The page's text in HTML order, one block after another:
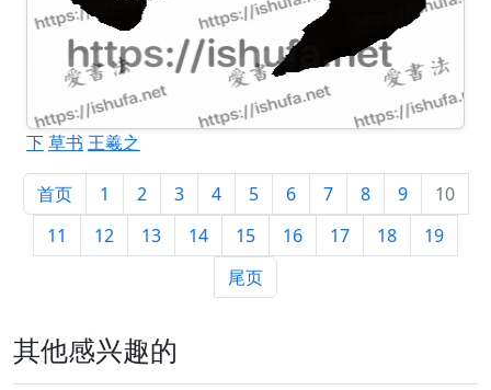
下草书 王羲之
首页 1 2 3 4 5 6 7 8 9
10
11
12 13 14 15 16 17 18
19
尾页
其他感兴趣的